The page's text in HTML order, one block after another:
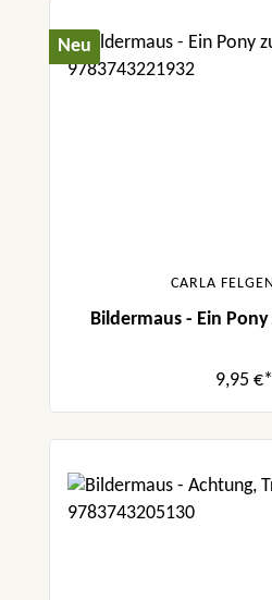
Neu
CARLA
Bildermaus - Ein
9,95 €*